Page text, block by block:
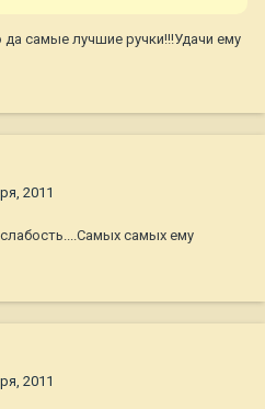
да самые лучшие ручки!!!Удачи ему
2011
самых ему
2011